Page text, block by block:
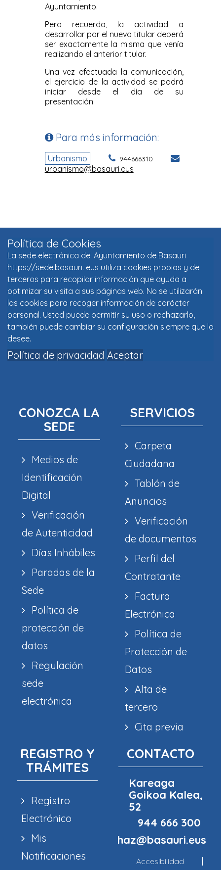
Política de Cookies
La sede electrónica del Ayuntamiento de Basauri
https://sede.basauri. eus utiliza cookies propias y de
terceros para recopilar información que ayuda a
optimizar su visita a sus páginas web. No se utilizarán
las cookies para recoger información de carácter
personal. Usted puede permitir su uso o rechazarlo,
también puede cambiar su configuración siempre que lo
desee.
Política de privacidad Aceptar
CONOZCA LA
SEDE
Medios de
Identificación
Digital
Verificación
de Autenticidad
Días Inhábiles
Paradas de la
Sede
Política de
protección de
datos
Regulación
sede
electrónica
SERVICIOS
Carpeta
Ciudadana
Tablón de
Anuncios
Verificación
de documentos
Perfil del
Contratante
Factura
Electrónica
Política de
Protección de
Datos
Alta de
tercero
Cita previa
REGISTRO Y
TRÁMITES
Registro
Electrónico
Mis
Notificaciones
CONTACTO
Kareaga
Goikoa Kalea,
52
944 666 300
haz@basauri.eus
Accesibilidad